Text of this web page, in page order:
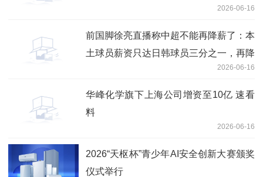
2026-06-16
前国脚徐亮直播称中超不能再降薪了：本
土球员薪资只达日韩球员三分之一，再降
2026-06-16
华峰化学旗下上海公司增资至10亿 速看
料
2026-06-16
2026“天枢杯”青少年AI安全创新大赛颁奖
仪式举行